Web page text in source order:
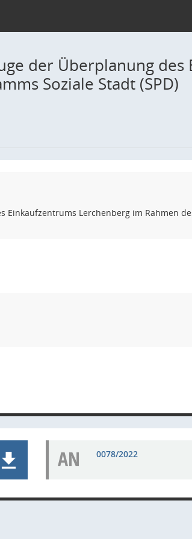
der Überplanung des
Soziale Stadt (SPD)
Lerchenberg im Rahmen
AN 0078/2022